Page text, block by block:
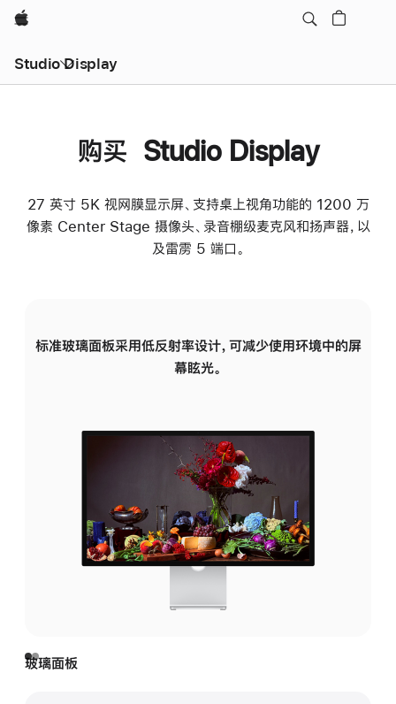
Apple
Studio Display
购买 Studio Display
27 英寸 5K 视网膜显示屏、支持桌上视角功能的 1200 万
像素 Center Stage 摄像头、录音棚级麦克风和扬声器，以
及雷雳 5 端口。
标准玻璃面板采用低反射率设计，可减少使用环境中的屏
幕眩光。
玻璃面板